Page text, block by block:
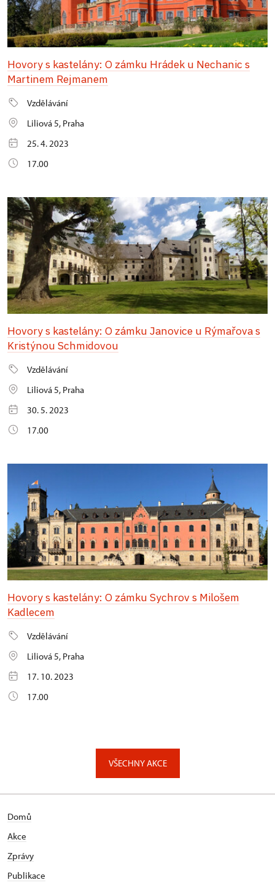
Hovory s kastelány: O zámku Hrádek u Nechanic s
Martinem Rejmanem
Vzdělávání
Liliová 5, Praha
25. 4. 2023
17.00
Hovory s kastelány: O zámku Janovice u Rýmařova s
Kristýnou Schmidovou
Vzdělávání
Liliová 5, Praha
30. 5. 2023
17.00
Hovory s kastelány: O zámku Sychrov s Milošem
Kadlecem
Vzdělávání
Liliová 5, Praha
17. 10. 2023
17.00
VŠECHNY AKCE
Domů
Akce
Zprávy
Publikace